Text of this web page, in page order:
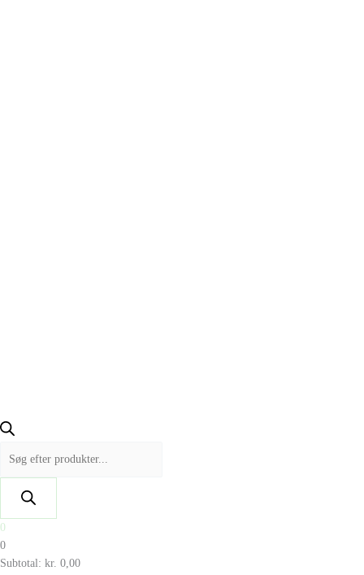
0
0
Subtotal: kr. 0,00